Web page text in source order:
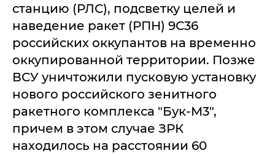
станцию (РЛС), подсветку целей и
наведение ракет (РПН) 9С36
российских оккупантов на временно
оккупированной территории. Позже
ВСУ уничтожили пусковую установку
нового российского зенитного
ракетного комплекса "Бук-М3",
причем в этом случае ЗРК
находилось на расстоянии 60